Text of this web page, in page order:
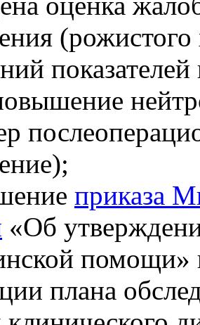
(рожистого
приказа
«Об
помощи»
плана